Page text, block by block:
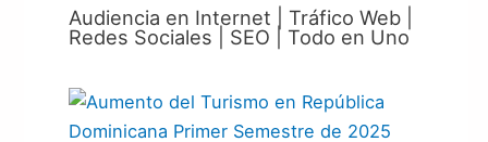
Audiencia en Internet | Tráfico Web |
Redes Sociales | SEO | Todo en Uno